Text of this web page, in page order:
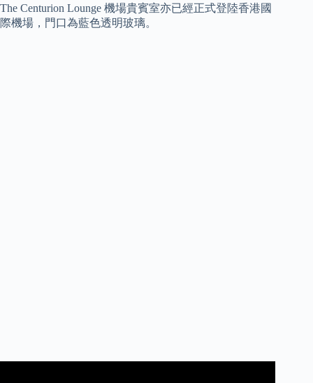
The Centurion Lounge 機場貴賓室亦已經正式登陸香港國
際機場，門口為藍色透明玻璃。